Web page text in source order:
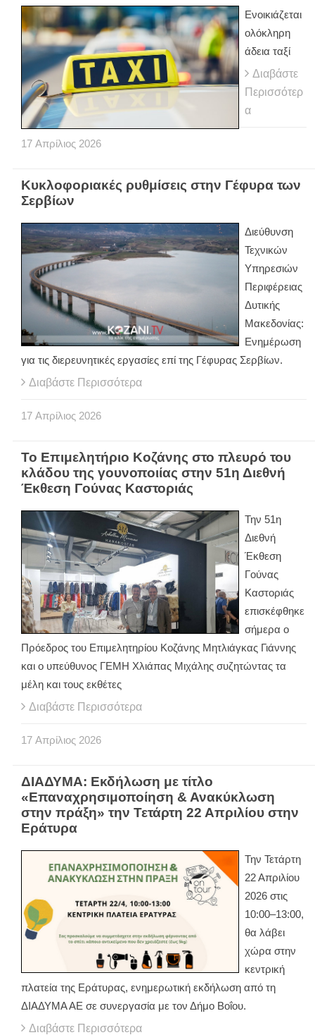
Ενοικιάζεται
ολόκληρη
άδεια ταξί
Διαβάστε
Περισσότερ
α
17 Απρίλιος 2026
Κυκλοφοριακές ρυθμίσεις στην Γέφυρα των
Σερβίων
Διεύθυνση
Τεχνικών
Υπηρεσιών
Περιφέρειας
Δυτικής
Μακεδονίας:
Ενημέρωση
για τις διερευνητικές εργασίες επί της Γέφυρας Σερβίων.
Διαβάστε Περισσότερα
17 Απρίλιος 2026
Το Επιμελητήριο Κοζάνης στο πλευρό του
κλάδου της γουνοποιίας στην 51η Διεθνή
Έκθεση Γούνας Καστοριάς
Την 51η
Διεθνή
Έκθεση
Γούνας
Καστοριάς
επισκέφθηκε
σήμερα ο
Πρόεδρος του Επιμελητηρίου Κοζάνης Μητλιάγκας Γιάννης
και ο υπεύθυνος ΓΕΜΗ Χλιάπας Μιχάλης συζητώντας τα
μέλη και τους εκθέτες
Διαβάστε Περισσότερα
17 Απρίλιος 2026
ΔΙΑΔΥΜΑ: Εκδήλωση με τίτλο
«Επαναχρησιμοποίηση & Ανακύκλωση
στην πράξη» την Τετάρτη 22 Απριλίου στην
Εράτυρα
Την Τετάρτη
22 Απριλίου
2026 στις
10:00–13:00,
θα λάβει
χώρα στην
κεντρική
πλατεία της Εράτυρας, ενημερωτική εκδήλωση από τη
ΔΙΑΔΥΜΑ ΑΕ σε συνεργασία με τον Δήμο Βοΐου.
Διαβάστε Περισσότερα